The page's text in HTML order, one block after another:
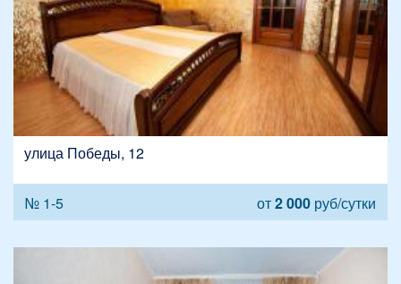
улица Победы, 12
№ 1-5 от2 000 руб/сутки